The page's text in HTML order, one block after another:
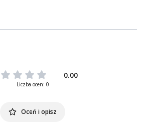
0.00
Liczba ocen: 0
Oceń i opisz